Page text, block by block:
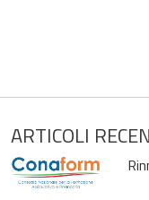
ARTICOLI